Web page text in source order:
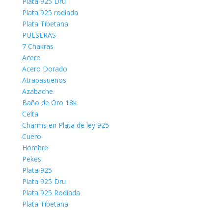
Plata 925 rodiada
Plata Tibetana
PULSERAS
7 Chakras
Acero
Acero Dorado
Atrapasueños
Azabache
Baño de Oro 18k
Celta
Charms en Plata de ley 925
Cuero
Hombre
Pekes
Plata 925
Plata 925 Dru
Plata 925 Rodiada
Plata Tibetana